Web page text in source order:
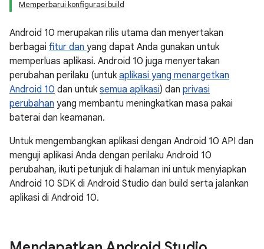
Memperbarui konfigurasi build
Android 10 merupakan rilis utama dan menyertakan
berbagai fitur dan yang dapat Anda gunakan untuk
memperluas aplikasi. Android 10 juga menyertakan
perubahan perilaku (untuk aplikasi yang menargetkan
Android 10 dan untuk semua aplikasi) dan privasi
perubahan yang membantu meningkatkan masa pakai
baterai dan keamanan.
Untuk mengembangkan aplikasi dengan Android 10 API dan
menguji aplikasi Anda dengan perilaku Android 10
perubahan, ikuti petunjuk di halaman ini untuk menyiapkan
Android 10 SDK di Android Studio dan build serta jalankan
aplikasi di Android 10.